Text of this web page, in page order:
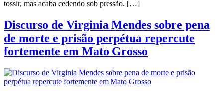
tossir, mas acaba cedendo sob pressão. […]
Discurso de Virginia Mendes sobre pena
de morte e prisão perpétua repercute
fortemente em Mato Grosso